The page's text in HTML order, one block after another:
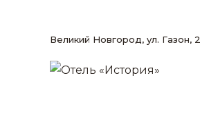
Великий Новгород, ул. Газон, 2